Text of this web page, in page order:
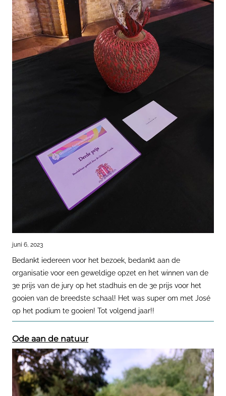
juni 6, 2023
Bedankt iedereen voor het bezoek, bedankt aan de
organisatie voor een geweldige opzet en het winnen van de
3e prijs van de jury op het stadhuis en de 3e prijs voor het
gooien van de breedste schaal! Het was super om met José
op het podium te gooien! Tot volgend jaar!!
Ode aan de natuur